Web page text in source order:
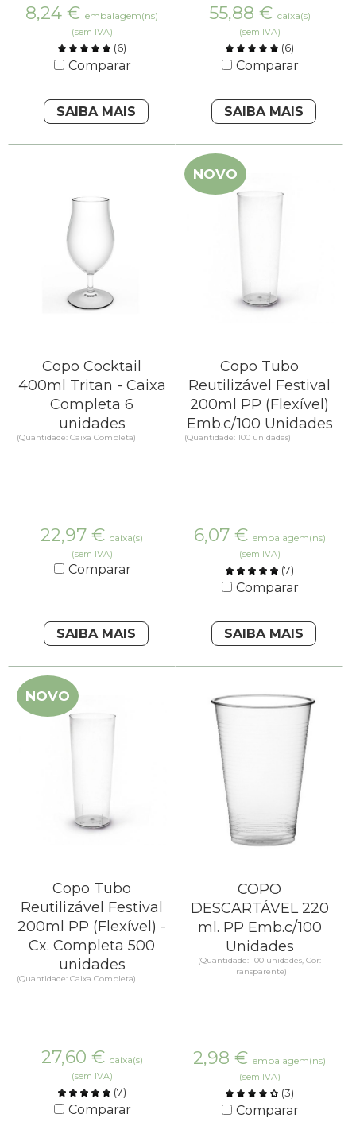
8,24 € embalagem(ns)
(sem IVA)
(6)
Comparar
SAIBA MAIS
55,88 € caixa(s)
(sem IVA)
(6)
Comparar
SAIBA MAIS
Copo Cocktail
400ml Tritan - Caixa
Completa 6
unidades
(Quantidade: Caixa Completa)
22,97 € caixa(s)
(sem IVA)
Comparar
SAIBA MAIS
NOVO
Copo Tubo
Reutilizável Festival
200ml PP (Flexível)
Emb.c/100 Unidades
(Quantidade: 100 unidades)
6,07 € embalagem(ns)
(sem IVA)
(7)
Comparar
SAIBA MAIS
NOVO
Copo Tubo
Reutilizável Festival
200ml PP (Flexível) -
Cx. Completa 500
unidades
(Quantidade: Caixa Completa)
27,60 € caixa(s)
(sem IVA)
(7)
Comparar
COPO
DESCARTÁVEL 220
ml. PP Emb.c/100
Unidades
(Quantidade: 100 unidades, Cor:
Transparente)
2,98 € embalagem(ns)
(sem IVA)
(3)
Comparar